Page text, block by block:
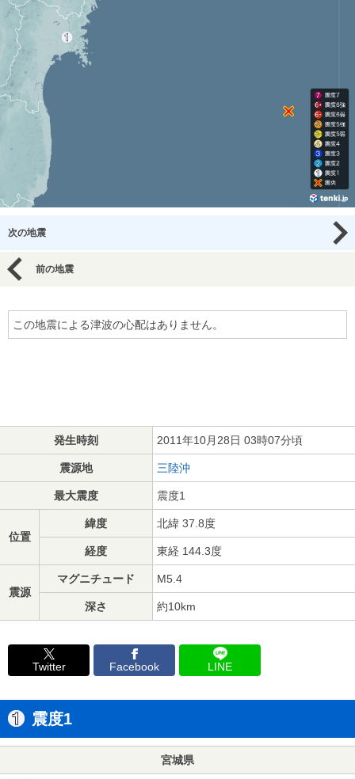
次の地震
前の地震
この地震による津波の心配はありません。
発生時刻 2011年10月28日 03時07分頃
震源地 三陸沖
最大震度 震度1
位置
緯度 北緯 37.8度
経度 東経 144.3度
震源
マグニチュード M5.4
深さ 約10km
Twitter Facebook LINE
震度1
宮城県